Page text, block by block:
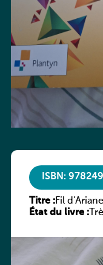
ISBN:
Titre :Fil
État du livre :